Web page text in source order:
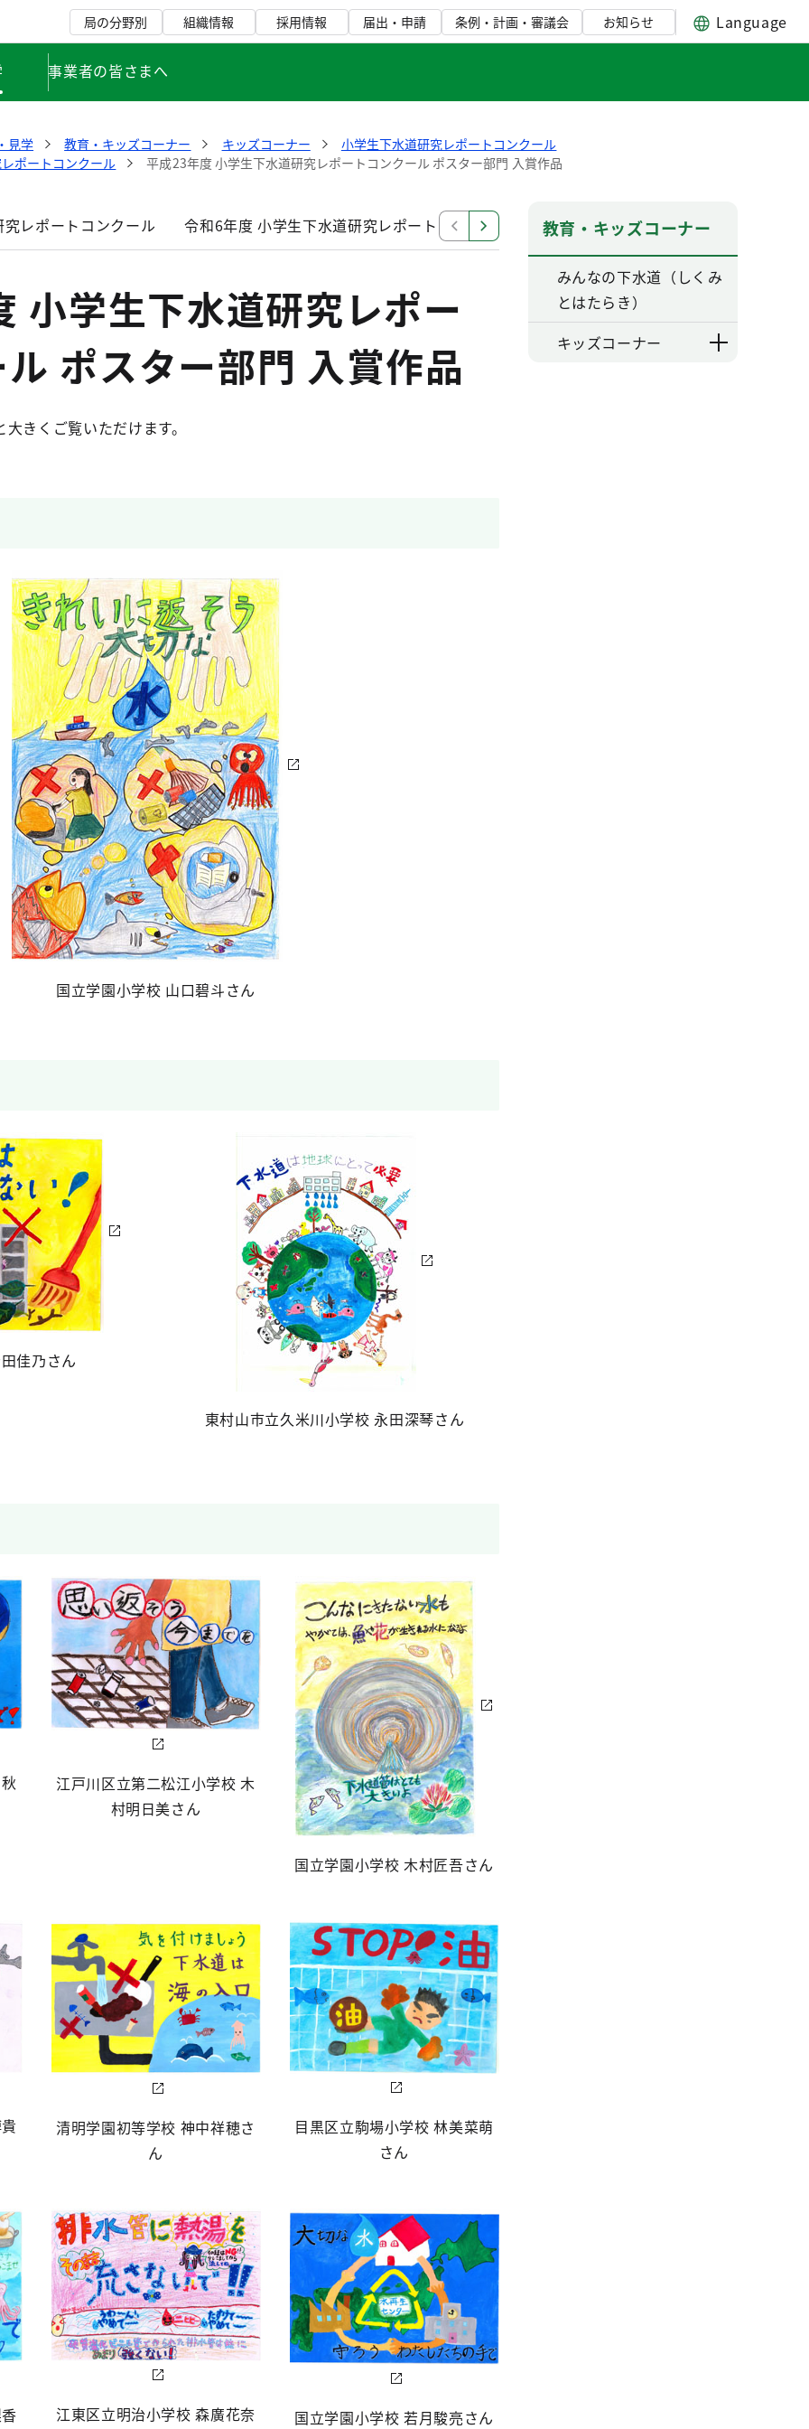
局の分野別 組織情報 採用情報 届出・申請 条例・計画・審議会 お知らせ Language
事業者の皆さまへ
見学 教育・キッズコーナー キッズコーナー
小学生下水道研究レポートコンクール
ポートコンクール
平成23年度 小学生下水道研究レポートコンクール ポスター部門 入賞作品
レポートコンクール 令和6年度 小学生下水道研究レポートコンクール 令和5年度 小学生下水道研究レポート
小学生下水道研究レポー
ポスター部門 入賞作品
きくご覧いただけます。
国立学園小学校 山口碧斗さん
佳乃さん
東村山市立久米川小学校 永田深琴さん
江戸川区立第二松江小学校 木
村明日美さん
国立学園小学校 木村匠吾さん
清明学園初等学校 神中祥穂さ
ん
目黒区立駒場小学校 林美菜萌
さん
江東区立明治小学校 森廣花奈
国立学園小学校 若月駿亮さん
教育・キッズコーナー
みんなの下水道（しくみ
とはたらき）
キッズコーナー